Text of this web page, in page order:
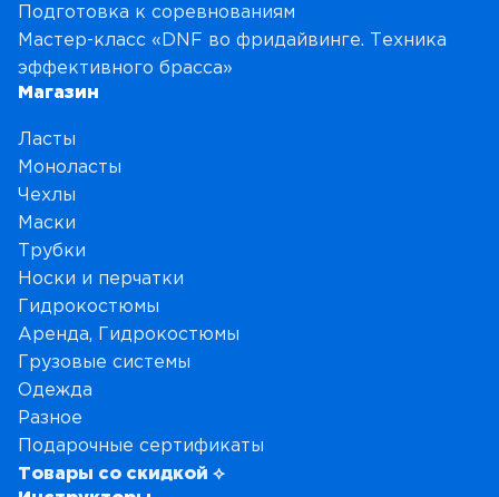
Подготовка к соревнованиям
Мастер-класс «DNF во фридайвинге. Техника
эффективного брасса»
Магазин
Ласты
Моноласты
Чехлы
Маски
Трубки
Носки и перчатки
Гидрокостюмы
Аренда, Гидрокостюмы
Грузовые системы
Одежда
Разное
Подарочные сертификаты
Товары со скидкой ⟡